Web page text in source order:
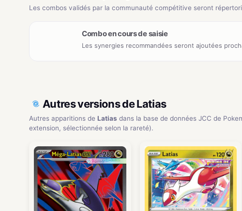
Les combos validés par la communauté compétitive seront
Combo en cours de saisie
Les synergies recommandées seront ajoutées
Autres versions de Latias
Autres apparitions de Latias dans la base de données JCC de
extension, sélectionnée selon la rareté).